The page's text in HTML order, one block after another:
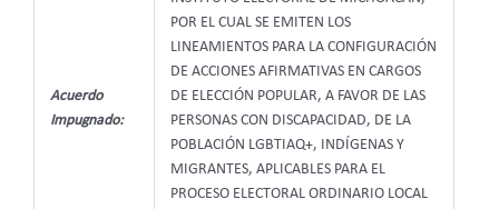
Acuerdo
Impugnado:
POR EL CUAL SE EMITEN LOS
LINEAMIENTOS PARA LA CONFIGURACIÓN
DE ACCIONES AFIRMATIVAS EN CARGOS
DE ELECCIÓN POPULAR, A FAVOR DE LAS
PERSONAS CON DISCAPACIDAD, DE LA
POBLACIÓN LGBTIAQ+, INDÍGENAS Y
MIGRANTES, APLICABLES PARA EL
PROCESO ELECTORAL ORDINARIO LOCAL